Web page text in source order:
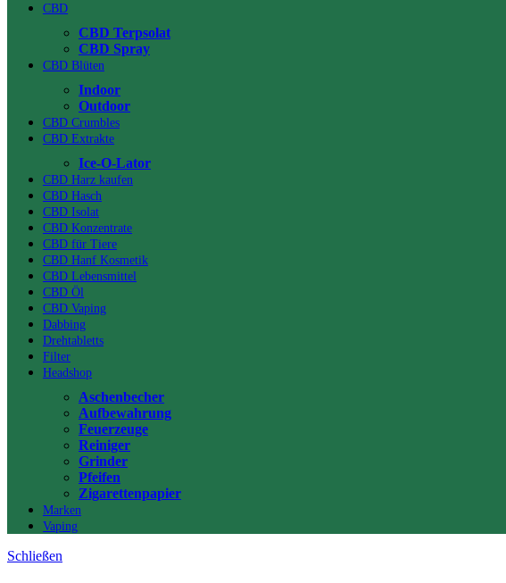
CBD
CBD Terpsolat
CBD Spray
CBD Blüten
Indoor
Outdoor
CBD Crumbles
CBD Extrakte
Ice-O-Lator
CBD Harz kaufen
CBD Hasch
CBD Isolat
CBD Konzentrate
CBD für Tiere
CBD Hanf Kosmetik
CBD Lebensmittel
CBD Öl
CBD Vaping
Dabbing
Drehtabletts
Filter
Headshop
Aschenbecher
Aufbewahrung
Feuerzeuge
Reiniger
Grinder
Pfeifen
Zigarettenpapier
Marken
Vaping
Schließen